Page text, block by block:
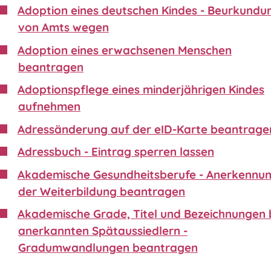
Adoption eines deutschen Kindes -
von Amts wegen
Adoption eines erwachsenen Menschen
beantragen
Adoptionspflege eines minderjährigen Kindes
aufnehmen
Adressänderung auf der eID-Karte
Adressbuch - Eintrag sperren lassen
Akademische Gesundheitsberufe -
der Weiterbildung beantragen
Akademische Grade, Titel und Bezeichnungen
anerkannten Spätaussiedlern -
Gradumwandlungen beantragen